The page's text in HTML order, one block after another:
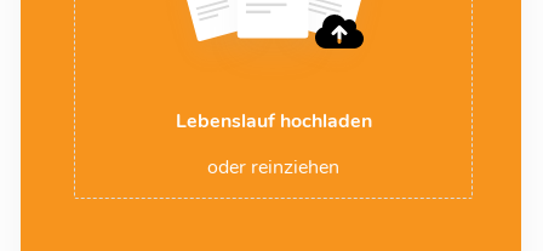
Lebenslauf hochladen
oder reinziehen